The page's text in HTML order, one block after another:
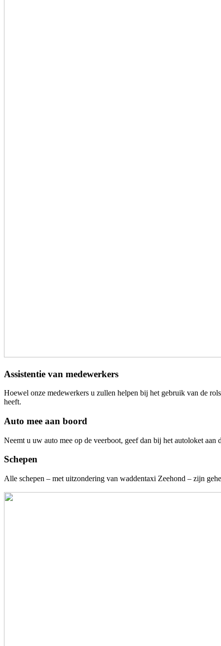
Assistentie van medewerkers
Hoewel onze medewerkers u zullen helpen bij het gebruik van de
heeft.
Auto mee aan boord
Neemt u uw auto mee op de veerboot, geef dan bij het autoloket
Schepen
Alle schepen – met uitzondering van waddentaxi Zeehond – zijn